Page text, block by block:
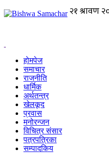
होमपेज
समाचार
राजनीति
धार्मिक
अर्थतन्त्र
खेलकूद
प्रवास
मनोरन्जन
विचित्र संसार
पत्रपत्रिका
सम्पादकिय